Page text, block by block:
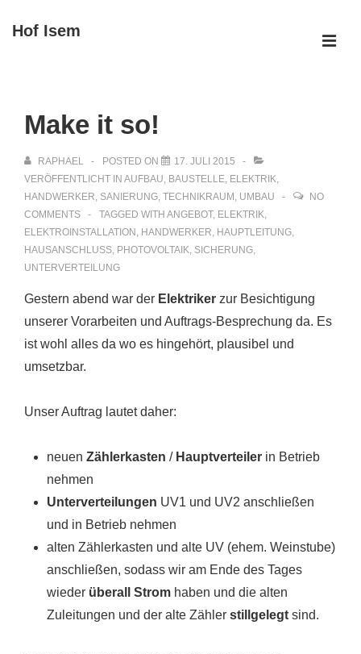
ZumHof Isem
Make it so!
RAPHAEL POSTED ON
17. JULI 2015
VERÖFFENTLICHT IN AUFBAU, BAUSTELLE, ELEKTRIK,
HANDWERKER, SANIERUNG, TECHNIKRAUM , UMBAU
NO
COMMENTS
TAGGED WITH ANGEBOT, ELEKTRIK,
ELEKTROINSTALLATION , HANDWERKER, HAUPTLEITUNG,
HAUSANSCHLUSS, PHOTOVOLTAIK, SICHERUNG,
UNTERVERTEILUNG
Gestern abend war der Elektriker zur Besichtigung
unserer Vorarbeiten und Auftrags-Besprechung da. Es
ist wohl alles da wo es hingehört, plausibel und
umsetzbar.
Unser Auftrag lautet daher:
neuen Zählerkasten / Hauptverteiler in Betrieb
nehmen
Unterverteilungen UV1 und UV2 anschließen
und in Betrieb nehmen
alten Zählerkasten und alte UV (ehem. Weinstube)
anschließen, sodass wir am Ende des Tages
wieder überall Strom haben und die alten
Zuleitungen und der alte Zähler stillgelegt sind.